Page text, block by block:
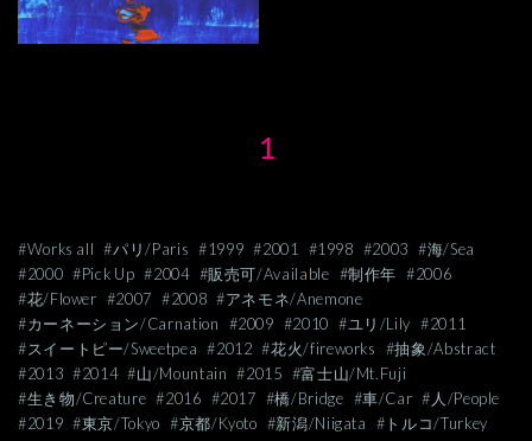
1
#Works all #パリ/Paris #1999 #2001 #1998 #2003 #海/Sea
#2000 #Pick Up #2004 #販売可/Available #制作年 #2006
#花/Flower #2007 #2008 #アネモネ/Anemone
#カーネーション/Carnation
#2009 #2010 #ユリ/Lily #2011
#スイートピー/Sweetpea #2012 #花火/fireworks
#抽象/Abstract
#2013 #2014 #山/Mountain #2015 #富士山/Mt.Fuji
#生き物/Creature #2016 #2017 #橋/Bridge #車/Car #人/People
#2019 #東京/Tokyo #京都/Kyoto #新潟/Niigata
#トルコ/Turkey